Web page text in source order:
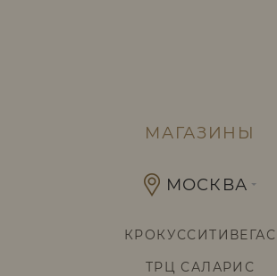
МАГАЗИНЫ
МОСКВА
КРОКУССИТИВЕГАС
ТРЦ САЛАРИС